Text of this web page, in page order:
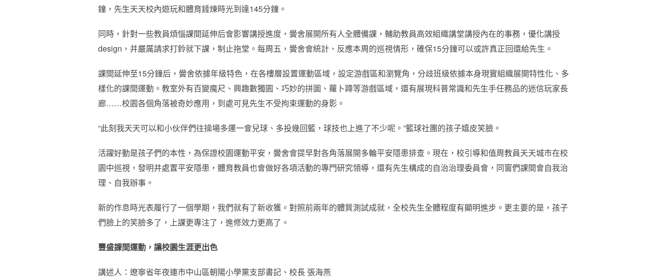
鐘，先生天天校內遊玩和體育錘煉時光到達145分鐘。
同時，針對一些教員煩惱課間延伸后會影響講授進度，黌舍展開所有人全體備課，輔助教員高效組織講堂講授內在的事務，優化講授
design，并嚴厲請求打鈴就下課，制止拖堂。每周五，黌舍會統計、反應本周的巡視情形，確保15分鐘可以或許真正回還給先生。
課間延伸至15分鐘后，黌舍依據年級特色，在各樓層設置運動區域，設定游戲區和瀏覽角，分歧班級依據本身現實組織展開特性化、多
樣化的課間運動。教室外有百變魔尺、興趣數獨園、巧妙的拼圖、蘿卜蹲等游戲區域，還有展現科普常識和先生手任務品的迷信玩家長
廊……校園各個角落被奇妙應用，到處可見先生不受拘束運動的身影。
“此刻我天天可以和小伙伴們往操場多運一會兒球、多投幾回籃，球技也上進了不少呢。”籃球社團的孩子嬉皮笑臉。
活躍好動是孩子們的本性，為保證校園運動平安，黌舍會提早對各角落展開多輪平安隱患排查。現在，校引導和值周教員天天城市在校
園中巡視，發明并處置平安隱患，體育教員也會做好各項活動的專門研究領導，還有先生構成的自治治理委員會，同窗們課間會自我治
理、自我辦事。
新的作息時光表履行了一個學期，我們就有了新收獲。對照前兩年的體質測試成就，全校先生全體程度有顯明進步。更主要的是，孩子
們臉上的笑臉多了，上課更專注了，進修效力更高了。
豐盛課間運動，讓校園生涯更出色
講述人：遼寧省年夜連市中山區朝陽小學黨支部書記、校長 張海燕